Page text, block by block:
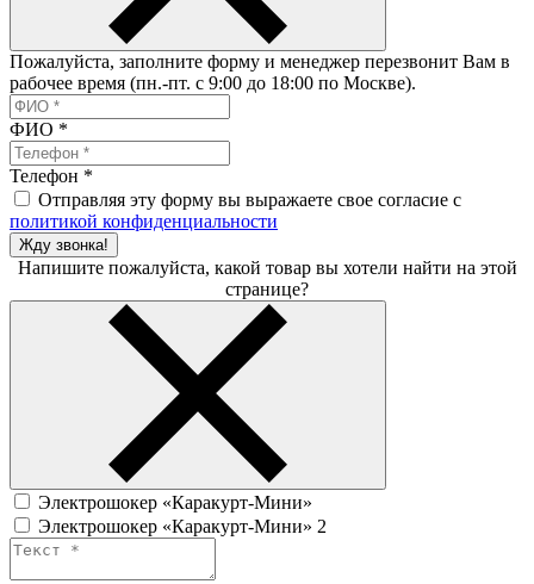
Пожалуйста, заполните форму и менеджер перезвонит Вам в
рабочее время (пн.-пт. с 9:00 до 18:00 по Москве).
ФИО *
Телефон *
Отправляя эту форму вы выражаете свое согласие с
политикой конфиденциальности
Жду звонка!
Напишите пожалуйста, какой товар вы хотели найти на этой
странице?
Электрошокер «Каракурт-Мини»
Электрошокер «Каракурт-Мини» 2